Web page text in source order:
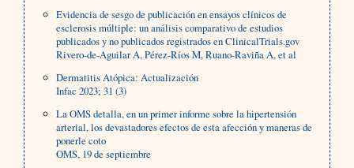
Evidencia de sesgo de publicación en ensayos clínicos de
esclerosis múltiple: un análisis comparativo de estudios
publicados y no publicados registrados en ClinicalTrials.gov
Rivero-de-Aguilar A, Pérez-Ríos M, Ruano-Raviña A, et al
Dermatitis Atópica: Actualización
Infac 2023; 31 (3)
La OMS detalla, en un primer informe sobre la hipertensión
arterial, los devastadores efectos de esta afección y maneras de
ponerle coto
OMS, 19 de septiembre